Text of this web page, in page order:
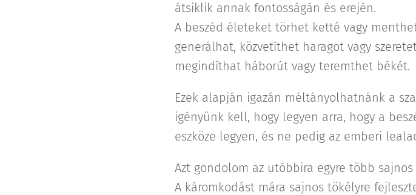
átsiklik annak fontosságán és erején.
A beszéd életeket törhet ketté vagy
generálhat, közvetíthet haragot vagy
megindíthat háborút vagy teremthet békét.
Ezek alapján igazán méltányolhatnánk a
igényünk kell, hogy legyen arra, hogy a
eszköze legyen, és ne pedig az emberi
Azt gondolom az utóbbira egyre több
A káromkodást mára sajnos tökélyre